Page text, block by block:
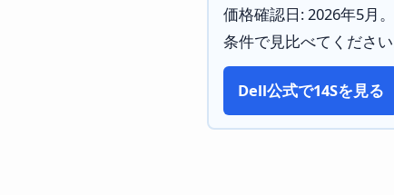
価格確認日: 2026年5月
条件で見比べてください
Dell公式で14Sを見る